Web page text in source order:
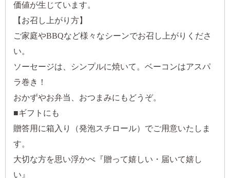
価値が生じています。
【お召し上がり方】
ご家庭やBBQなど様々なシーンでお召し上がりくださ
い。
ソーセージは、シンプルに焼いて。ベーコンはアスパ
ラ巻き！
おかずやお弁当、おつまみにもどうぞ。
■ギフトにも
贈答用に箱入り（発泡スチロール）でご用意いたしま
す。
大切な方を思い浮かべ『贈って嬉しい・届いて嬉し
い』